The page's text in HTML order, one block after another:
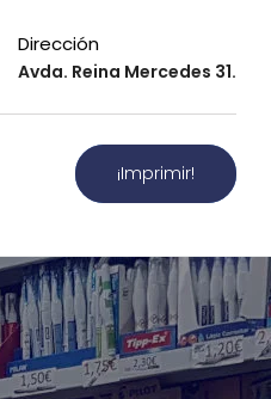
Dirección
Avda. Reina Mercedes 31.
¡Imprimir!